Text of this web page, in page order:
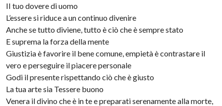
II tuo dovere di uomo
L’essere si riduce a un continuo divenire
Anche se tutto diviene, tutto è ciò che è sempre stato
E suprema la forza della mente
Giustizia è favorire il bene comune, empietà è contrastare il
vero e perseguire il piacere personale
Godi il presente rispettando ciò che è giusto
La tua arte sia Tessere buono
Venera il divino che è in te e preparati serenamente alla morte,